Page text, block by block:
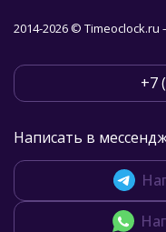
2014-2026 ©
+7
Написать в